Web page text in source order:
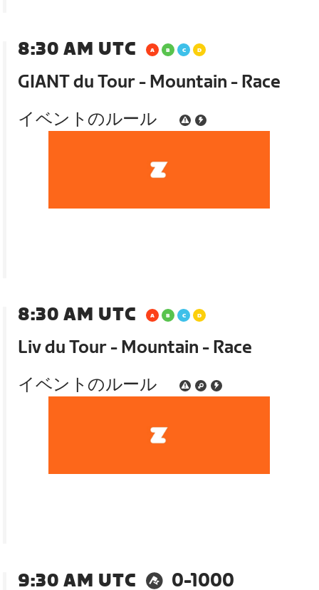
8:30 AM UTC
GIANT du Tour - Mountain - Race
イベントのルール
8:30 AM UTC
Liv du Tour - Mountain - Race
イベントのルール
9:30 AM UTC
0-1000